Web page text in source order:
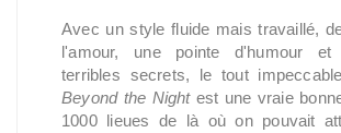
Avec un style fluide mais travaillé,
l'amour, une pointe d'humour
terribles secrets, le tout
Beyond the Nightest une vraie
1000 lieues de là où on pouvait